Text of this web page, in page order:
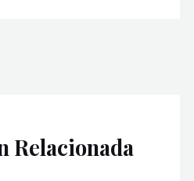
Relacionada